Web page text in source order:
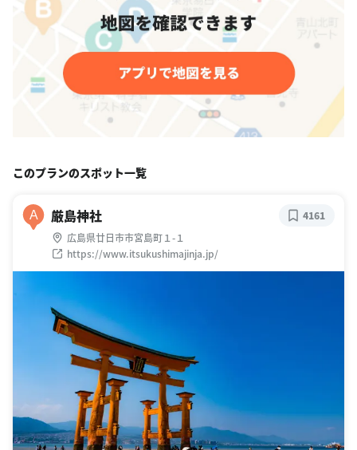
このプランのスポット一覧
A 厳島神社
広島県廿日市市宮島町１-１
https://www.itsukushimajinja.jp/
4161